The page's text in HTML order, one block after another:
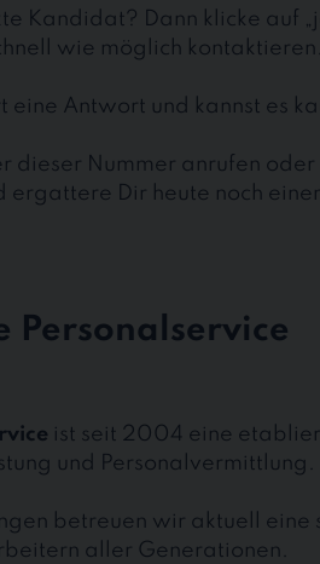
Kandidat? Dann klicke auf
wie möglich kontaktieren.
eine Antwort und kannst es
dieser Nummer anrufen
ergattere Dir heute noch
Personalservice
ist seit 2004 eine
und Personalvermittlung.
betreuen wir aktuell
aller Generationen.